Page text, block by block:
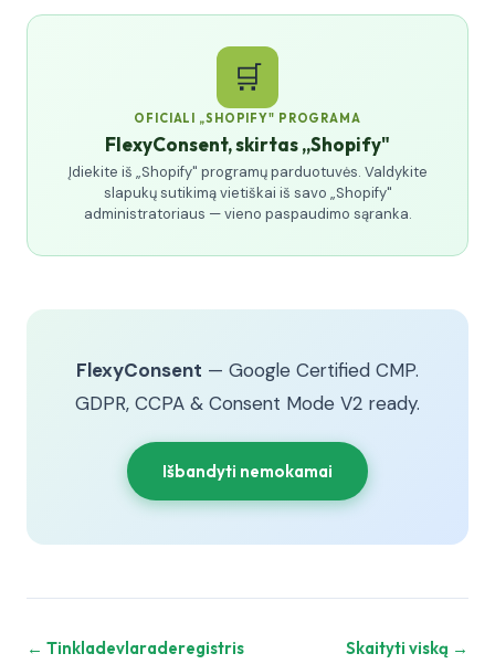
🛒
OFICIALI „SHOPIFY" PROGRAMA
FlexyConsent, skirtas „Shopify"
Įdiekite iš „Shopify" programų parduotuvės. Valdykite
slapukų sutikimą vietiškai iš savo „Shopify"
administratoriaus — vieno paspaudimo sąranka.
FlexyConsent — Google Certified CMP.
GDPR, CCPA & Consent Mode V2 ready.
Išbandyti nemokamai
← Tinkladevlaraderegistris Skaityti viską →